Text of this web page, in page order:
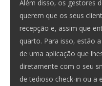
Além disso, os gestores
querem que os seus
recepção e, assim que
quarto. Para isso, estão
de uma aplicação que
diretamente com o seu
de tedioso check-in ou a